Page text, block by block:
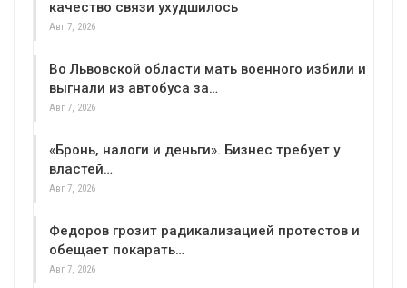
качество связи ухудшилось
Авг 7, 2026
Во Львовской области мать военного избили и
выгнали из автобуса за…
Авг 7, 2026
«Бронь, налоги и деньги». Бизнес требует у
властей…
Авг 7, 2026
Федоров грозит радикализацией протестов и
обещает покарать…
Авг 7, 2026